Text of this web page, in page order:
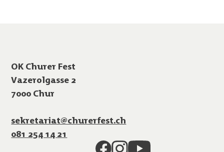
OK Churer Fest
Vazerolgasse 2
7000 Chur
sekretariat@churerfest.ch
081 254 14 21